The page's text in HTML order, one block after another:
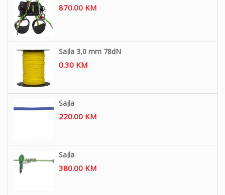
870.00 KM
Sajla 3,0 mm 78dN
0.30 KM
Sajla
220.00 KM
Sajla
380.00 KM